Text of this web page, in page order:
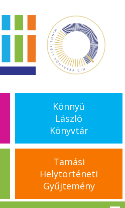
Könnyü
László
Könyvtár
Tamási
Helytörténeti
Gyűjtemény